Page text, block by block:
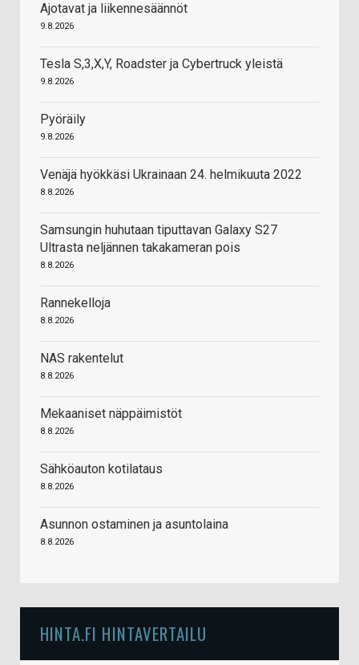
Ajotavat ja liikennesäännöt
9.8.2026
Tesla S,3,X,Y, Roadster ja Cybertruck yleistä
9.8.2026
Pyöräily
9.8.2026
Venäjä hyökkäsi Ukrainaan 24. helmikuuta 2022
8.8.2026
Samsungin huhutaan tiputtavan Galaxy S27
Ultrasta neljännen takakameran pois
8.8.2026
Rannekelloja
8.8.2026
NAS rakentelut
8.8.2026
Mekaaniset näppäimistöt
8.8.2026
Sähköauton kotilataus
8.8.2026
Asunnon ostaminen ja asuntolaina
8.8.2026
HINTA.FI HINTAVERTAILU